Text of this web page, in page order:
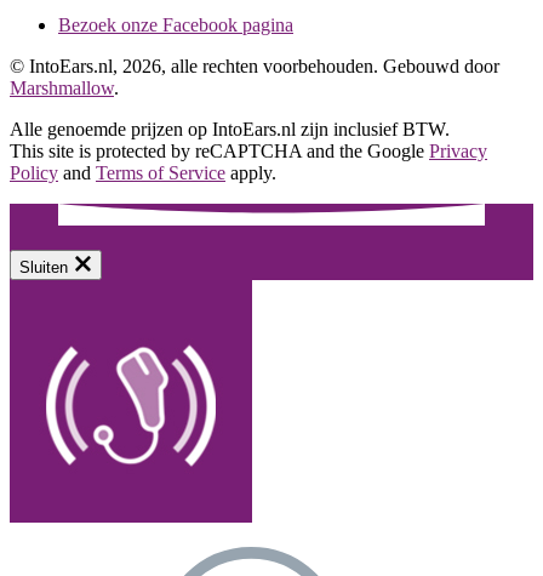
Bezoek onze Facebook pagina
© IntoEars.nl, 2026, alle rechten voorbehouden. Gebouwd door
Marshmallow.
Alle genoemde prijzen op IntoEars.nl zijn inclusief BTW.
This site is protected by reCAPTCHA and the Google Privacy
Policy and Terms of Service apply.
Sluiten